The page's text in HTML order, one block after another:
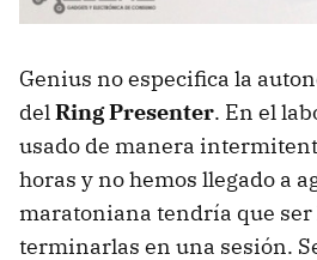
Genius no especifica la
delRing Presenter. En el
usado de manera
horas y no hemos llegado a
maratoniana tendría que
terminarlas en una sesión.